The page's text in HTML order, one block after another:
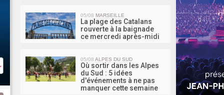
05/08 MARSEILLE
La plage des Catalans
rouverte à la baignade
ce mercredi après-midi
05/08 ALPES DU SUD
Où sortir dans les Alpes
du Sud : 5 idées
d'événements à ne pas
manquer cette semaine